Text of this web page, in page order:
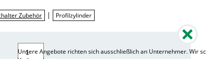
Zubehör | Profilzylinder
Unsere Angebote richten sich ausschließlich an Unternehmer. Wir